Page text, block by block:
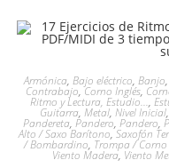
Armónica, Bajo eléctrico, Banjo,
Contrabajo,Corno Inglés,
Ritmo y Lectura, Estudio...,
Guitarra, Metal, Nivel Inicial,
Pandereta, Pandero, Pandero,
Alto / Saxo Barítono,Saxofón
/ Bombardino, Trompa / Corno
Viento Madera, Viento